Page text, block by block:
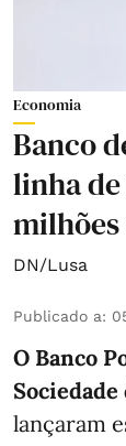
Economia
Banco
linha
milhões
DN/Lusa
Publicado a:
O Banco
lançaram